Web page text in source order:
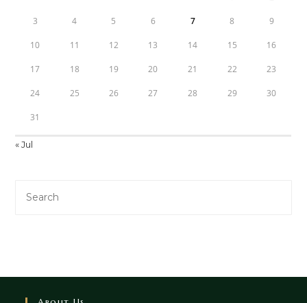
3 4 5 6 7 8 9
10 11 12 13 14 15 16
17 18 19 20 21 22 23
24 25 26 27 28 29 30
31
« Jul